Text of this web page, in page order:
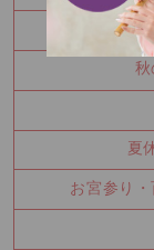
秋
夏
お宮参り